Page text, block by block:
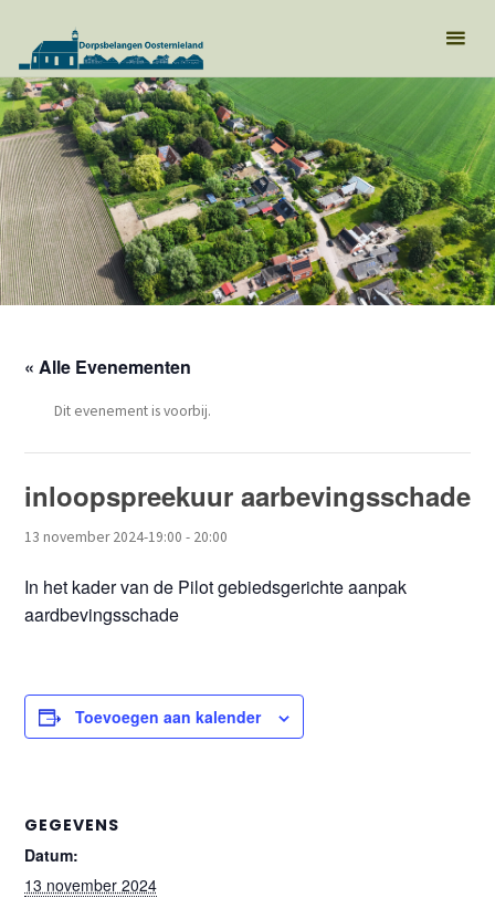
« Alle Evenementen
Dit evenement is voorbij.
inloopspreekuur aarbevingsschade
13 november 2024-19:00 - 20:00
In het kader van de Pilot gebiedsgerichte aanpak
aardbevingsschade
Toevoegen aan kalender
GEGEVENS
Datum:
13 november 2024